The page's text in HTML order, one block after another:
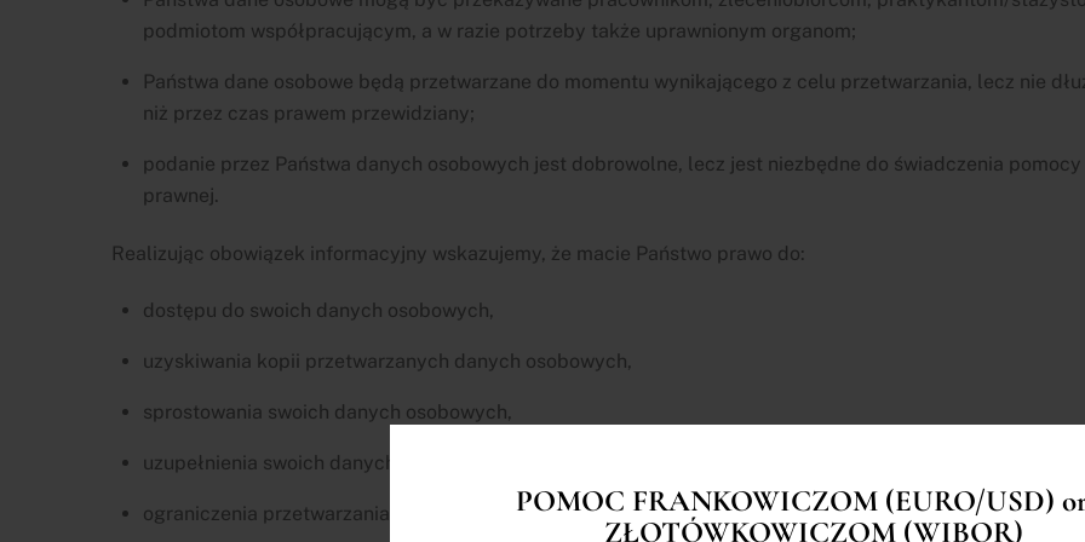
POMOC FRANKOWICZOM (EURO/USD)
ZŁOTÓWKOWICZOM (WIBOR)
podmiotom współpracującym, a w razie potrzeby także uprawnionym organom;
Państwa dane osobowe będą przetwarzane do momentu wynikającego z celu przetwarzania, lecz nie
niż przez czas prawem przewidziany;
podanie przez Państwa danych osobowych jest dobrowolne, lecz jest niezbędne do świadczenia pomocy
prawnej.
Realizując obowiązek informacyjny wskazujemy, że macie Państwo prawo do:
dostępu do swoich danych osobowych,
uzyskiwania kopii przetwarzanych danych osobowych,
sprostowania swoich danych osobowych,
uzupełnienia swoich danych osobowych,
ograniczenia przetwarzania swoich danych osobowych,